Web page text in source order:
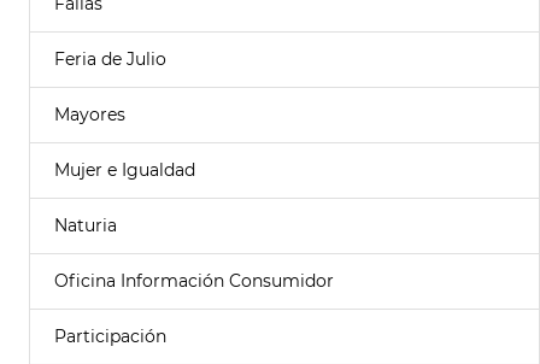
Feria de Julio
Mayores
Mujer e Igualdad
Naturia
Oficina Información Consumidor
Participación